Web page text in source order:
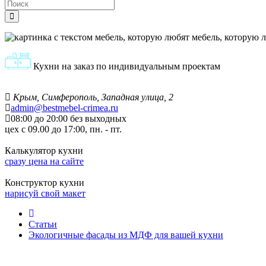
мебель, которую
Кухни на заказ по индивидуальным проектам
Крым, Симферополь, Западная улица, 2
admin@bestmebel-crimea.ru
08:00 до 20:00 без выходных
цех с 09.00 до 17:00, пн. - пт.
Калькулятор кухни
сразу цена на сайте
Конструктор кухни
нарисуй свой макет
Статьи
Экологичные фасады из МДФ для вашей кухни